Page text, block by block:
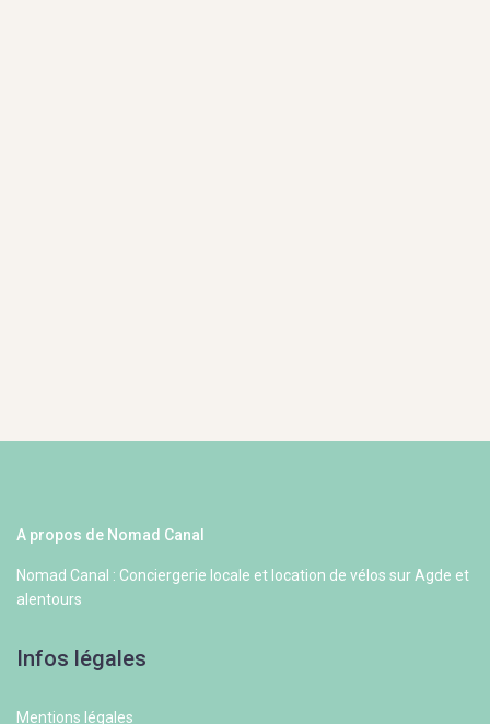
A propos de Nomad Canal
Nomad Canal : Conciergerie locale et location de vélos sur Agde et
alentours
Infos légales
Mentions légales